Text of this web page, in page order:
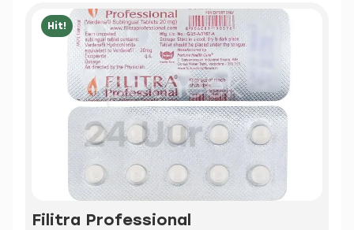
Hit!
Filitra Professional